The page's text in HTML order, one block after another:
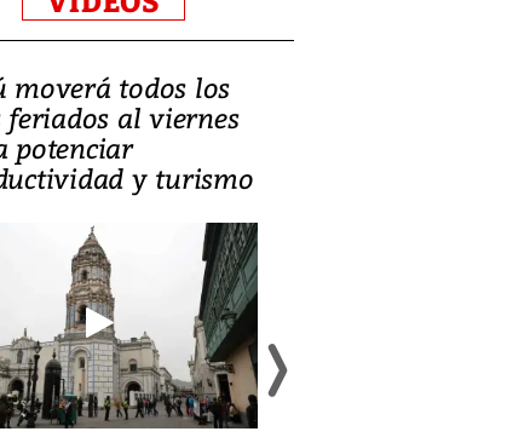
moverá todos los
feriados al viernes
potenciar
y turismo